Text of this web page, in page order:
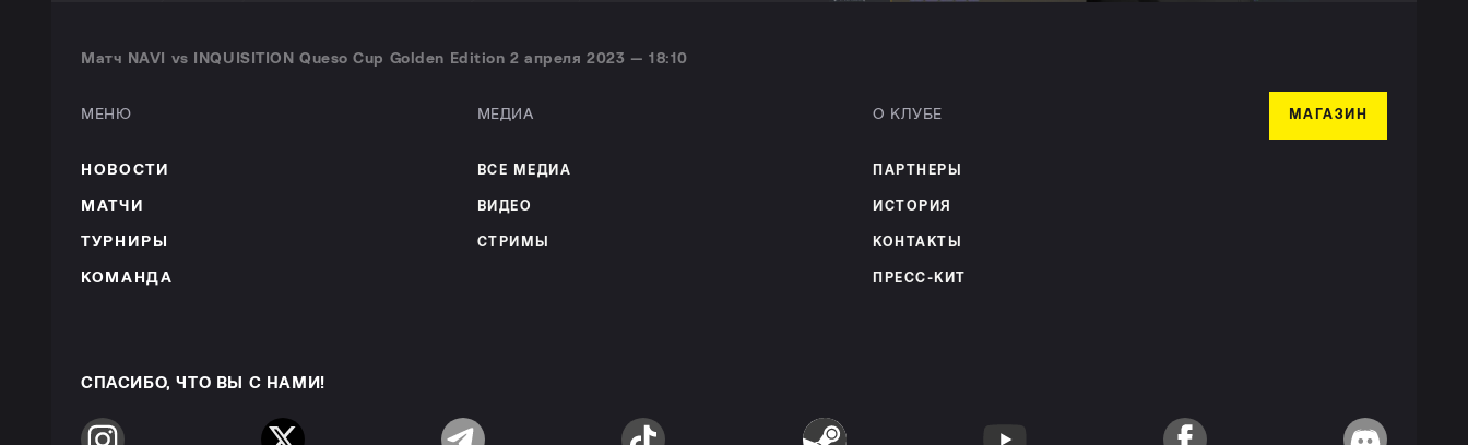
Матч NAVI vs INQUISITION Queso Cup Golden Edition 2 апреля 2023 — 18:10
МЕНЮ
НОВОСТИ
МАТЧИ
ТУРНИРЫ
КОМАНДА
МЕДИА
ВСЕ МЕДИА
ВИДЕО
СТРИМЫ
О КЛУБЕ
ПАРТНЕРЫ
ИСТОРИЯ
КОНТАКТЫ
ПРЕСС-КИТ
МАГАЗИН
СПАСИБО, ЧТО ВЫ С НАМИ!